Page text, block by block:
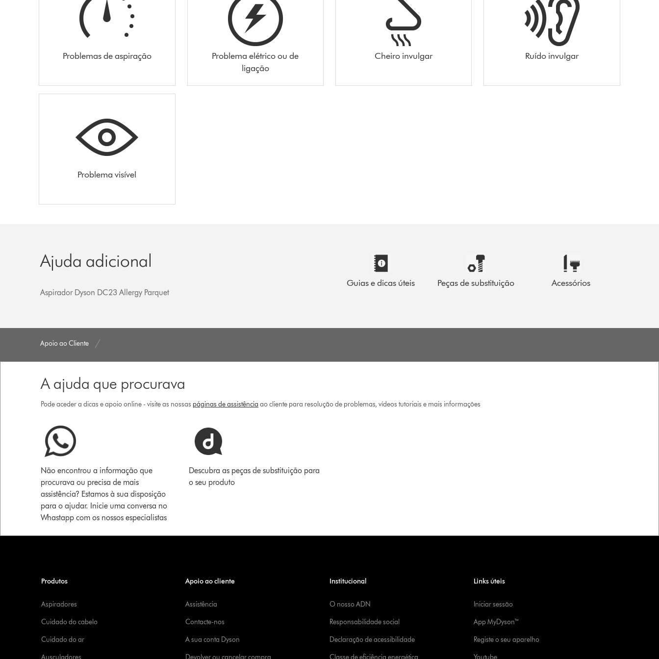
Problemas de aspiração
Problema elétrico ou de
ligação
Cheiro invulgar Ruído invulgar
Problema visível
Ajuda adicional
Aspirador Dyson DC23 Allergy Parquet
Guias e dicas úteis Peças de substituição Acessórios
Apoio ao Cliente
A ajuda que procurava
Pode aceder a dicas e apoio online - visite as nossas páginas de assistência ao cliente para resolução de problemas, vídeos tutoriais e mais informações
Não encontrou a informação que
procurava ou precisa de mais
assistência? Estamos à sua disposição
para o ajudar. Inicie uma conversa no
Whastapp com os nossos especialistas
Descubra as peças de substituição para
o seu produto
Produtos
Aspiradores
Cuidado do cabelo
Cuidado do ar
Ausculadores
Apoio ao cliente
Assistência
Contacte-nos
A sua conta Dyson
Devolver ou cancelar compra
Institucional
O nosso ADN
Responsabilidade social
Declaração de acessibilidade
Classe de eficiência energética
Links úteis
Iniciar sessão
App MyDyson™
Registe o seu aparelho
Youtube